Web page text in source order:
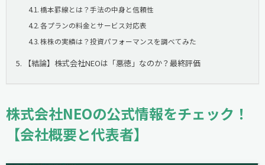
橋本罫線とは？手法の中身と信頼性
各プランの料金とサービス対応表
株株の実績は？投資パフォーマンスを調べてみた
【結論】株式会社NEOは「悪徳」なのか？最終評価
株式会社NEOの公式情報をチェック！
【会社概要と代表者】